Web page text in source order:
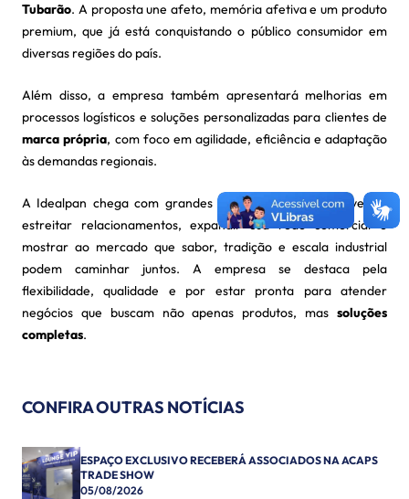
Tubarão. A proposta une afeto, memória afetiva e um produto
premium, que já está conquistando o público consumidor em
diversas regiões do país.
Além disso, a empresa também apresentará melhorias em
processos logísticos e soluções personalizadas para clientes de
marca própria, com foco em agilidade, eficiência e adaptação
às demandas regionais.
A Idealpan chega com grandes expectativas para o evento:
estreitar relacionamentos, expandir sua rede comercial e
mostrar ao mercado que sabor, tradição e escala industrial
podem caminhar juntos. A empresa se destaca pela
flexibilidade, qualidade e por estar pronta para atender
negócios que buscam não apenas produtos, mas soluções
completas.
CONFIRA OUTRAS NOTÍCIAS
ESPAÇO EXCLUSIVO RECEBERÁ ASSOCIADOS NA ACAPS
TRADE SHOW
05/08/2026